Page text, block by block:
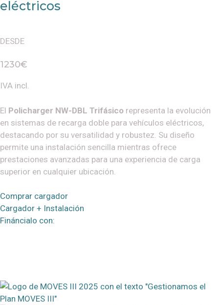
eléctricos
DESDE
1230€
IVA incl.
El Policharger NW-DBL Trifásico representa la evolución
en sistemas de recarga doble para vehículos eléctricos,
destacando por su versatilidad y robustez. Su diseño
permite una instalación sencilla mientras ofrece
prestaciones avanzadas para una experiencia de carga
superior en cualquier ubicación.
Comprar cargador
Cargador + Instalación
Fináncialo con: